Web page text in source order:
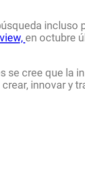
incluso
en octubre
se cree que la
innovar y